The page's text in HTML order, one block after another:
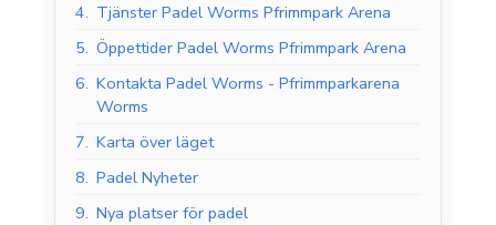
4. Tjänster Padel Worms Pfrimmpark Arena
5. Öppettider Padel Worms Pfrimmpark Arena
6. Kontakta Padel Worms - Pfrimmparkarena
Worms
7. Karta över läget
8. Padel Nyheter
9. Nya platser för padel